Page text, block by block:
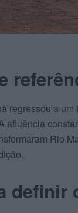
regressou a
afluência
Rio
definir